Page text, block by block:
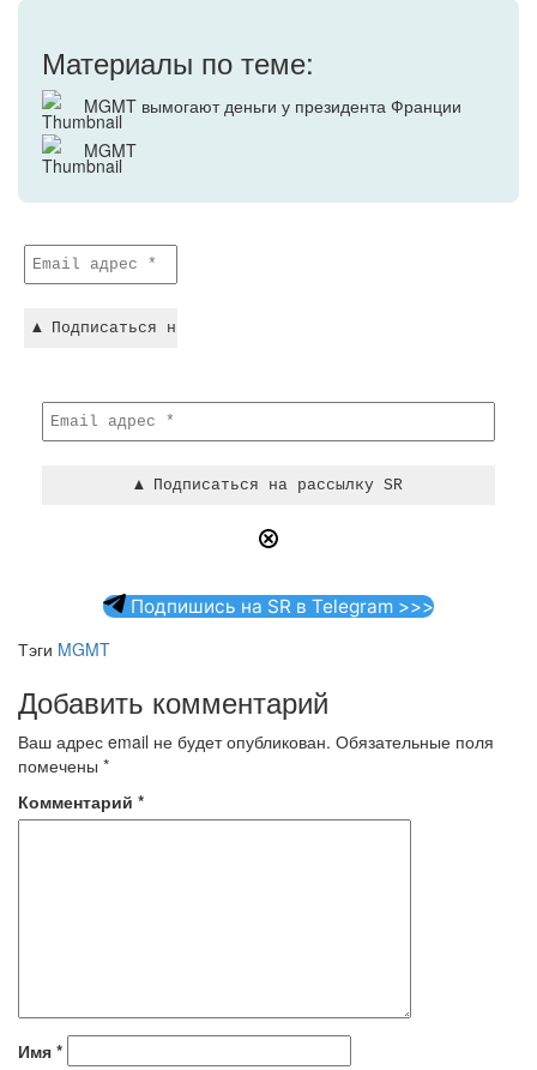
Материалы по теме:
MGMT вымогают деньги у президента Франции
MGMT
Подпишись на SR в Telegram >>>
Тэги MGMT
Добавить комментарий
Ваш адрес email не будет опубликован. Обязательные поля
помечены *
Комментарий *
Имя *